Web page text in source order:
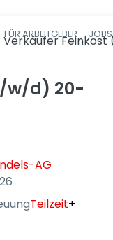
FÜR ARBEITGEBER
Verkäufer
w/d) 20-
AG
Teilzeit+